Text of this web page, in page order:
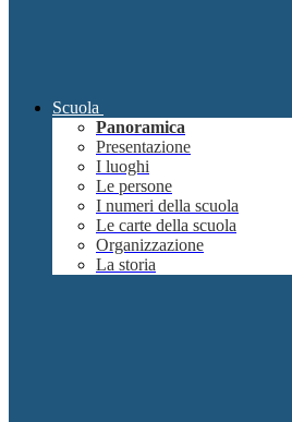
Scuola
Panoramica
Presentazione
I luoghi
Le persone
I numeri della scuola
Le carte della scuola
Organizzazione
La storia